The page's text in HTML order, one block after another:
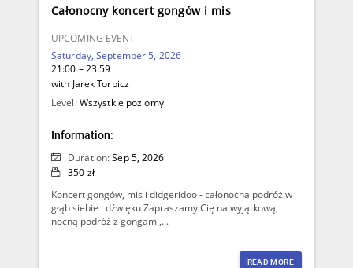
Całonocny koncert gongów i mis
UPCOMING EVENT
Saturday, September 5, 2026
21:00 – 23:59
with Jarek Torbicz
Level:Wszystkie poziomy
Information:
Duration: Sep 5, 2026
350 zł
Koncert gongów, mis i didgeridoo - całonocna podróż w
głąb siebie i dźwięku Zapraszamy Cię na wyjątkową,
nocną podróż z gongami,...
READ MORE